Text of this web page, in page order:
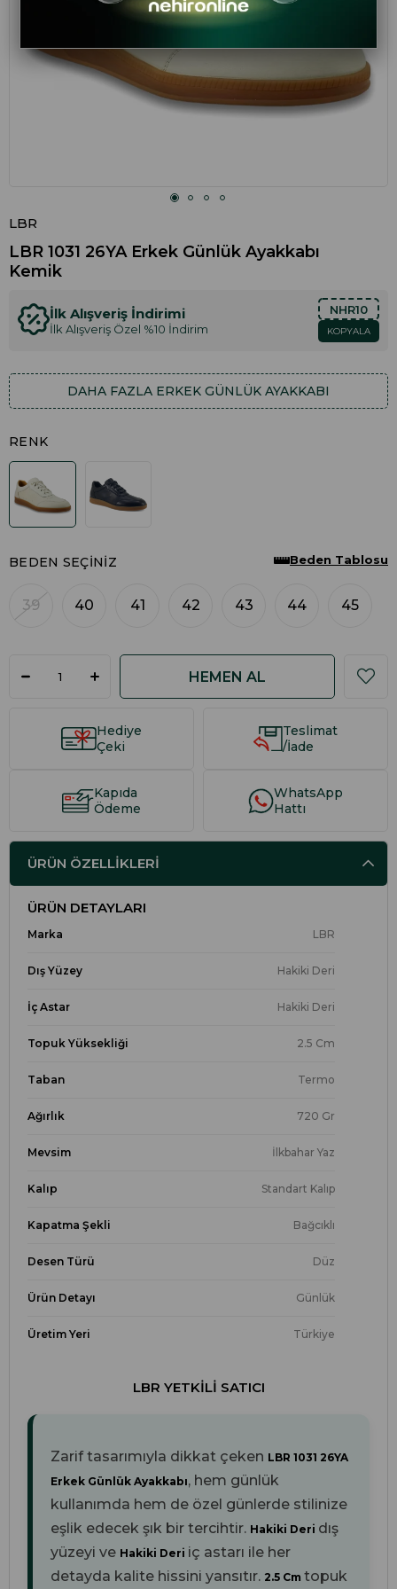
LBR
LBR 1031 26YA Erkek Günlük Ayakkabı
Kemik
İlk Alışveriş İndirimi
İlk Alışveriş Özel %10 İndirim
NHR10
KOPYALA
DAHA FAZLA ERKEK GÜNLÜK AYAKKABI
RENK
BEDEN SEÇINIZ
39 40 41 42 43 44 45
Beden Tablosu
Hediye
Çeki
Teslimat
/İade
Kapıda
Ödeme
WhatsApp
Hattı
ÜRÜN ÖZELLIKLERI
ÜRÜN DETAYLARI
Marka LBR
Dış Yüzey Hakiki Deri
İç Astar Hakiki Deri
Topuk Yüksekliği 2.5 Cm
Taban Termo
Ağırlık 720 Gr
Mevsim İlkbahar Yaz
Kalıp Standart Kalıp
Kapatma Şekli Bağcıklı
Desen Türü Düz
Ürün Detayı Günlük
Üretim Yeri Türkiye
LBR YETKILI SATICI
Zarif tasarımıyla dikkat çeken LBR 1031 26YA
Erkek Günlük Ayakkabı, hem günlük
kullanımda hem de özel günlerde stilinize
eşlik edecek şık bir tercihtir. Hakiki Deri dış
yüzeyi ve Hakiki Deri iç astarı ile her
detayda kalite hissini yansıtır. 2.5 Cm topuk